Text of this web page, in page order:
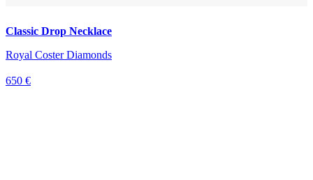
Classic Drop Necklace
Royal Coster Diamonds
650 €